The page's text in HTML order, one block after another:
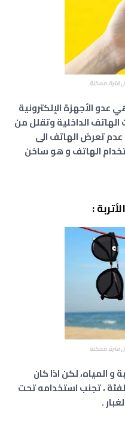
فترة ممكنة
عدو الأجهزة الإلكترونية
الداخلية وتقلل من
عدم تعرض الهاتف الى
الهاتف و هو ساخن
:
فترة ممكنة
و المياه، لكن اذا كان
، تجنب استخدامه تحت
.